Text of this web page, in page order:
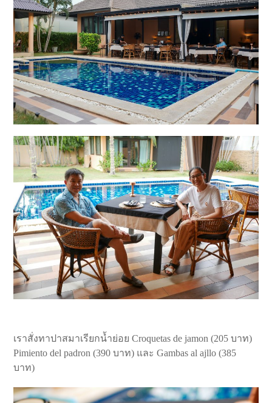
เราสั่งทาปาสมาเรียกน้ำย่อย Croquetas de jamon (205 บาท)
Pimiento del padron (390 บาท) และ Gambas al ajllo (385
บาท)